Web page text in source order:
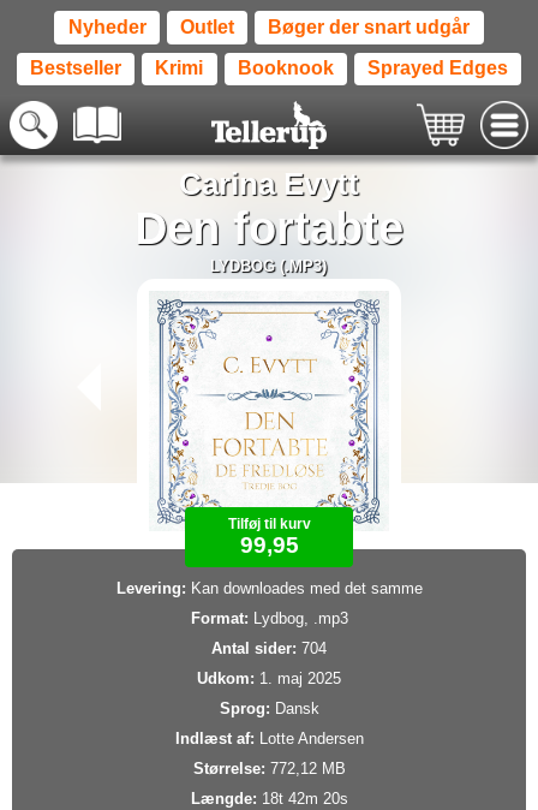
Nyheder Outlet Bøger der snart udgår
Bestseller Krimi Booknook Sprayed Edges
Carina Evytt
Den fortabte
LYDBOG (.MP3)
Tilføj til kurv
99,95
Levering: Kan downloades med det samme
Format: Lydbog, .mp3
Antal sider: 704
Udkom: 1. maj 2025
Sprog: Dansk
Indlæst af: Lotte Andersen
Størrelse: 772,12 MB
Længde: 18t 42m 20s